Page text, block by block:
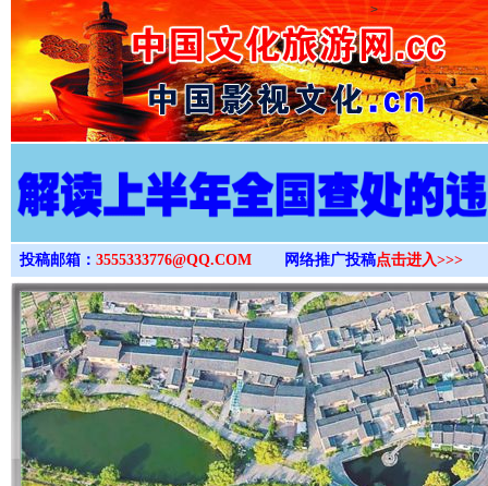
>
投稿邮箱： 3555333776@QQ.COM 网络推广投稿点击进入>>>